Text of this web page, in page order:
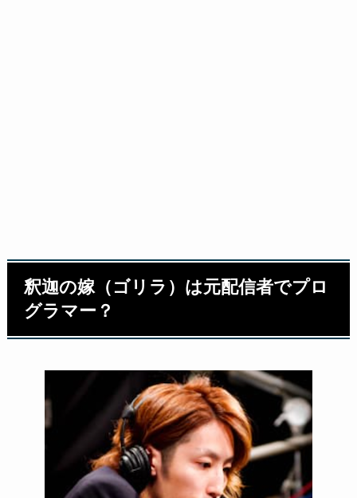
釈迦の嫁（ゴリラ）は元配信者でプロ
グラマー？